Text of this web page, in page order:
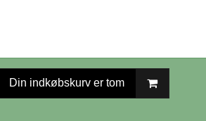
Din indkøbskurv er tom